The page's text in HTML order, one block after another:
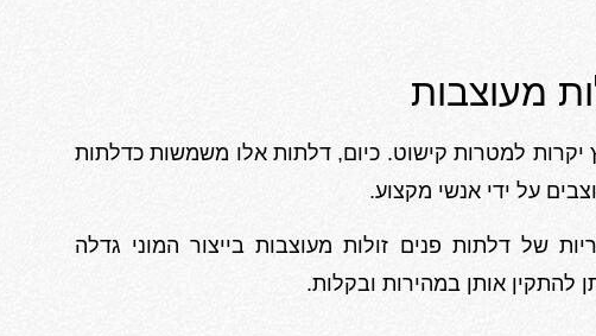
מעוצבות
למטרות קישוט. כיום, דלתות אלו משמשות כדלתות
על ידי אנשי מקצוע.
של דלתות פנים זולות מעוצבות בייצור המוני גדלה
להתקין אותן במהירות ובקלות.